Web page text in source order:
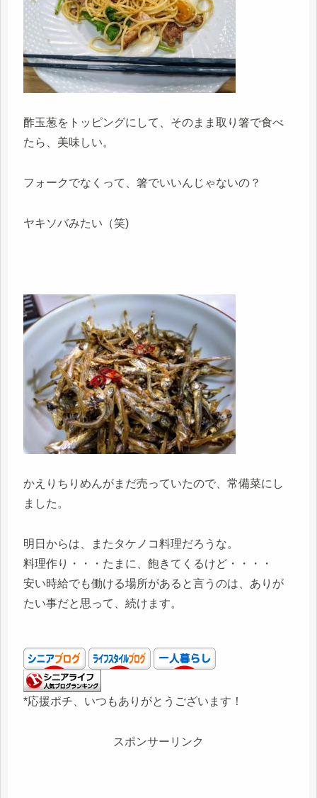
酢玉葱をトッピングにして、そのまま取り箸で食べ
たら、美味しい。
フォークでなくって、箸でいいんじゃないの？
ヤキソバみたい（笑)
かえりちりめんがまだ売っていたので、常備菜にし
ました。
明日からは、またタケノコ料理だろうな。
料理作り・・・たまに、飽きてくるけど・・・・
安い時給でも働ける場所があると言うのは、ありが
たい事だと思って、続けます。
*応援ポチ、いつもありがとうございます！
スポンサーリンク